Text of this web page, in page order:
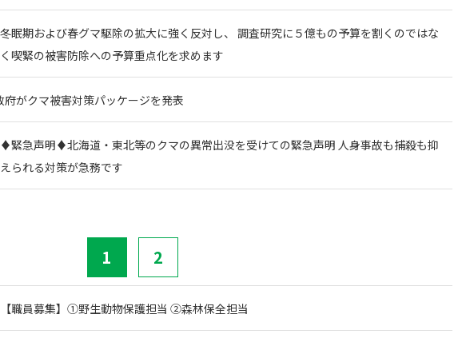
冬眠期および春グマ駆除の拡大に強く反対し、 調査研究に５億もの予算を割くのではな
く喫緊の被害防除への予算重点化を求めます
府がクマ被害対策パッケージを発表
♦️緊急声明♦️北海道・東北等のクマの異常出没を受けての緊急声明 人身事故も捕殺も抑
えられる対策が急務です
1 2
【職員募集】①野生動物保護担当 ②森林保全担当